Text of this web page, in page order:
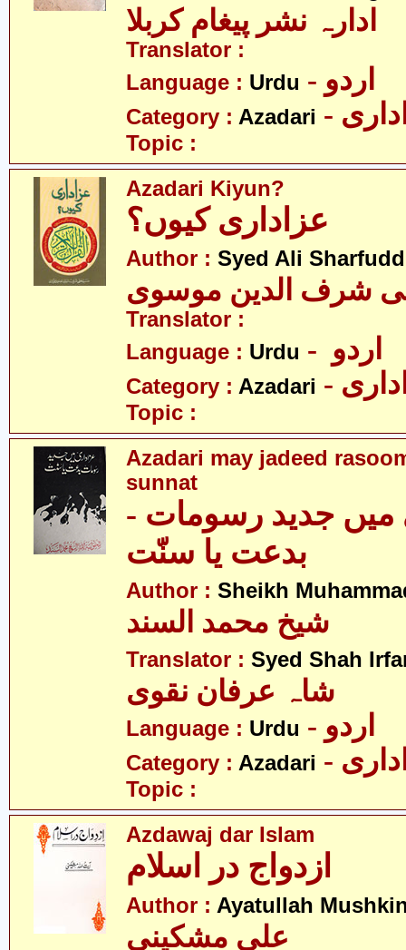
ادارہ نشر پیغام کربلا
Translator :
Language : Urdu - اردو
Category : Azadari
Topic :
Azadari Kiyun?
Author : Syed Ali
شرف الدین موسوی
Translator :
Language : Urdu
Category : Azadari
Topic :
Azadari may jadeed
sunnat
میں جدید رسومات -
بدعت یا سنّت
Author : Sheikh
شیخ محمد السند
Translator : Syed Shah
شاہ عرفان نقوی
Language : Urdu - اردو
Category : Azadari
Topic :
Azdawaj dar Islam
Author : Ayatullah
علی مشکینی